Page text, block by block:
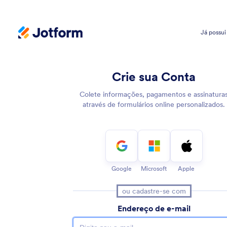
Já
Crie sua Conta
Colete informações, pagamentos e
através de formulários online personalizados.
Google Microsoft Apple
ou cadastre-se com
Endereço de e-mail